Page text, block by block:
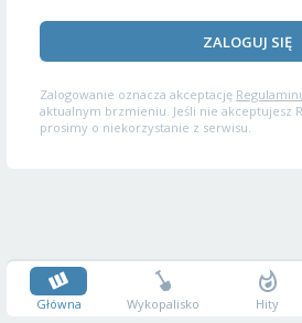
ZALOGUJ SIĘ
Zalogowanie oznacza akceptację
aktualnym brzmieniu. Jeśli nie akceptujesz
prosimy o niekorzystanie z serwisu.
Główna Wykopalisko Hity